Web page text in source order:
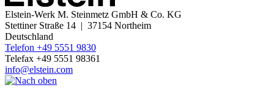
Elstein-Werk M. Steinmetz GmbH & Co. KG
Stettiner Straße 14 | 37154 Northeim
Deutschland
Telefon +49 5551 9830
Telefax +49 5551 98361
info@elstein.com